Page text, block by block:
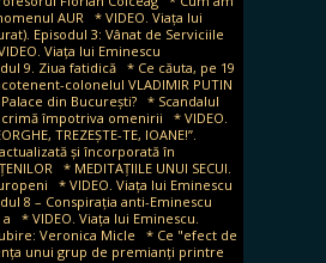
AUR * VIDEO. Viața lui
Episodul 3: Vânat de Serviciile
Viața lui Eminescu
9. Ziua fatidică * Ce căuta, pe 19
colonelul VLADIMIR PUTIN
din București? * Scandalul
împotriva omenirii
* VIDEO.
TREZEȘTE-TE, IOANE!”.
și încorporată în
* MEDITAȚIILE UNUI SECUI.
* VIDEO. Viața lui Eminescu
8 – Conspirația anti-Eminescu
* VIDEO. Viața lui Eminescu.
Veronica Micle
* Ce "efect de
unui grup de premianți printre